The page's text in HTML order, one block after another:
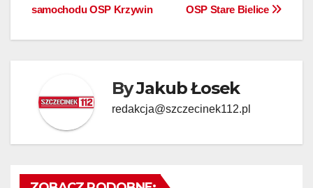
OSP Stare Bielice
samochodu OSP Krzywin
ByJakub Łosek
redakcja@szczecinek112.pl